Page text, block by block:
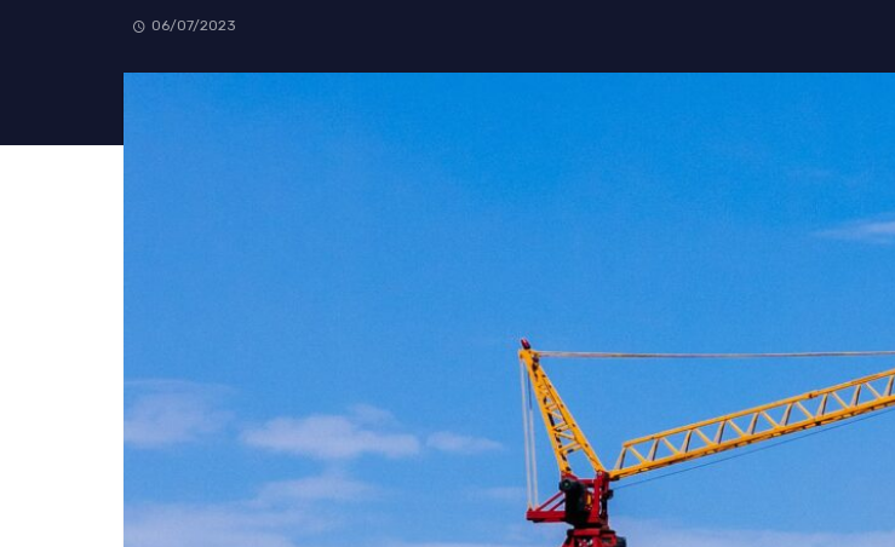
06/07/2023